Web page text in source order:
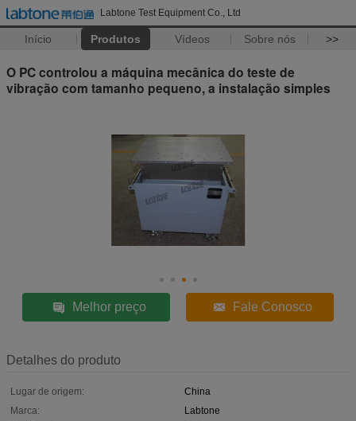
Labtone Test Equipment Co., Ltd
Início Produtos Vídeos Sobre nós >>
O PC controlou a máquina mecânica do teste de
vibração com tamanho pequeno, a instalação simples
Melhor preço Fale Conosco
Detalhes do produto
Lugar de origem:
China
Marca:
Labtone